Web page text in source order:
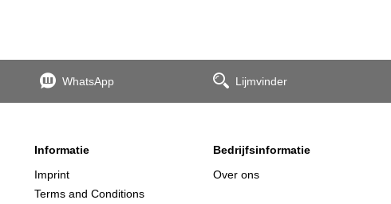
WhatsApp Lijmvinder
Informatie
Imprint
Terms and Conditions
Bedrijfsinformatie
Over ons